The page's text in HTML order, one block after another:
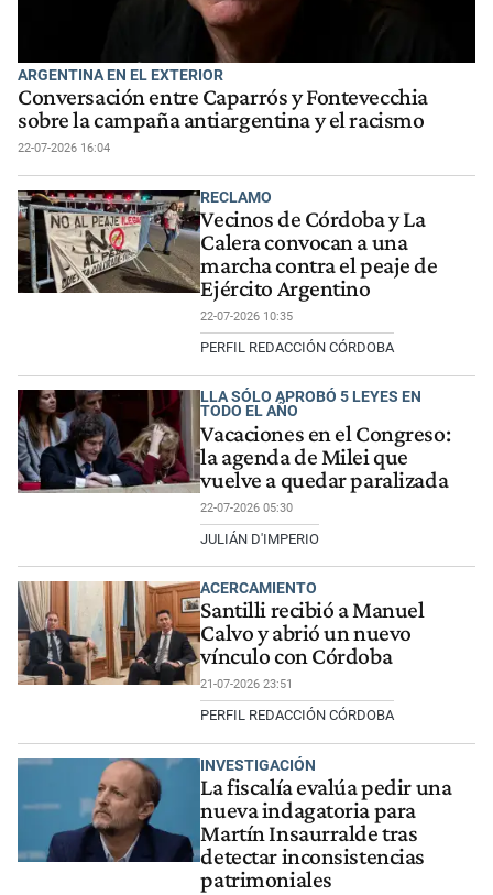
ARGENTINA EN EL EXTERIOR
Conversación entre Caparrós y Fontevecchia
sobre la campaña antiargentina y el racismo
22-07-2026 16:04
RECLAMO
Vecinos de Córdoba y La
Calera convocan a una
marcha contra el peaje de
Ejército Argentino
22-07-2026 10:35
PERFIL REDACCIÓN CÓRDOBA
LLA SÓLO APROBÓ 5 LEYES EN
TODO EL AÑO
Vacaciones en el Congreso:
la agenda de Milei que
vuelve a quedar paralizada
22-07-2026 05:30
JULIÁN D'IMPERIO
ACERCAMIENTO
Santilli recibió a Manuel
Calvo y abrió un nuevo
vínculo con Córdoba
21-07-2026 23:51
PERFIL REDACCIÓN CÓRDOBA
INVESTIGACIÓN
La fiscalía evalúa pedir una
nueva indagatoria para
Martín Insaurralde tras
detectar inconsistencias
patrimoniales